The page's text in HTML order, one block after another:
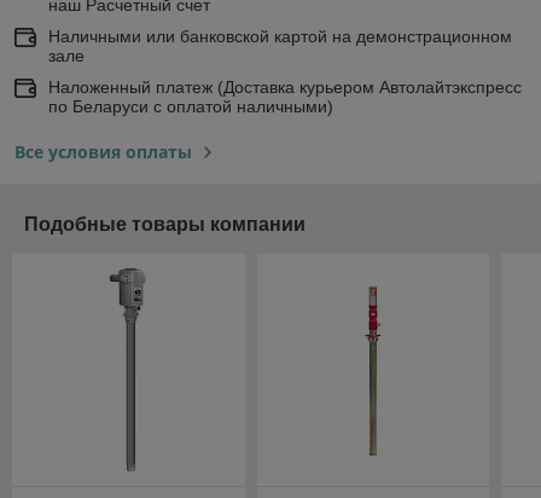
наш Расчетный счет
Наличными или банковской картой на демонстрационном
зале
Наложенный платеж (Доставка курьером Автолайтэкспресс
по Беларуси с оплатой наличными)
Все условия оплаты
Подобные товары компании